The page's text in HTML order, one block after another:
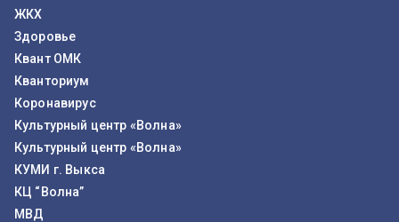
ЖКХ
Здоровье
Квант ОМК
Кванториум
Коронавирус
Культурный центр «Волна»
Культурный центр «Волна»
КУМИ г. Выкса
КЦ “Волна”
МВД